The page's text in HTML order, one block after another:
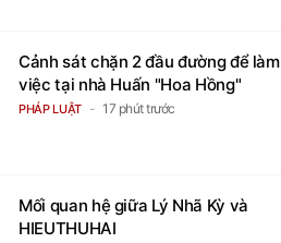
Cảnh sát chặn 2 đầu đường để làm
việc tại nhà Huấn "Hoa Hồng"
PHÁP LUẬT 17 phút trước
Mối quan hệ giữa Lý Nhã Kỳ và
HIEUTHUHAI